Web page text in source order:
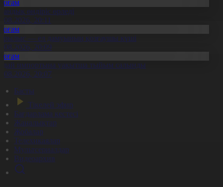
өндіріс өрледі
20:11
— ел дамуының қозғаушы күші
20:09
импортына уақытша тыйым салынды
20:07
Басты
Тікелей эфир
Бағдарлама кестесі
Жаңалықтар
Жобалар
Телехикаялар
Мультсериалдар
Видеоархив